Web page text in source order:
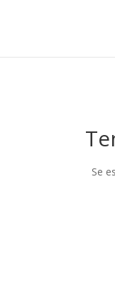
Se